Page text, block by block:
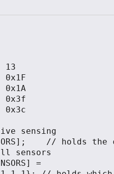
13
0x1F
0x1A
0x3f
0x3c
sensing
// holds the
sensors
=